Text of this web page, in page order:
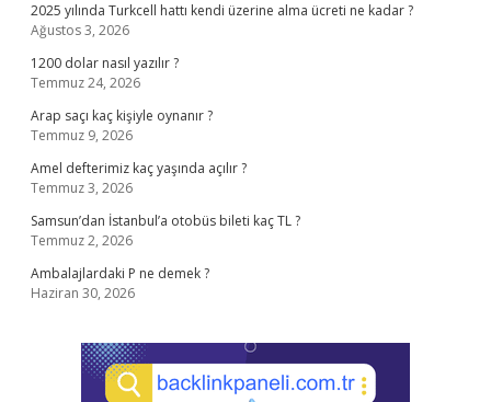
2025 yılında Turkcell hattı kendi üzerine alma ücreti ne kadar ?
Ağustos 3, 2026
1200 dolar nasıl yazılır ?
Temmuz 24, 2026
Arap saçı kaç kişiyle oynanır ?
Temmuz 9, 2026
Amel defterimiz kaç yaşında açılır ?
Temmuz 3, 2026
Samsun’dan İstanbul’a otobüs bileti kaç TL ?
Temmuz 2, 2026
Ambalajlardaki P ne demek ?
Haziran 30, 2026